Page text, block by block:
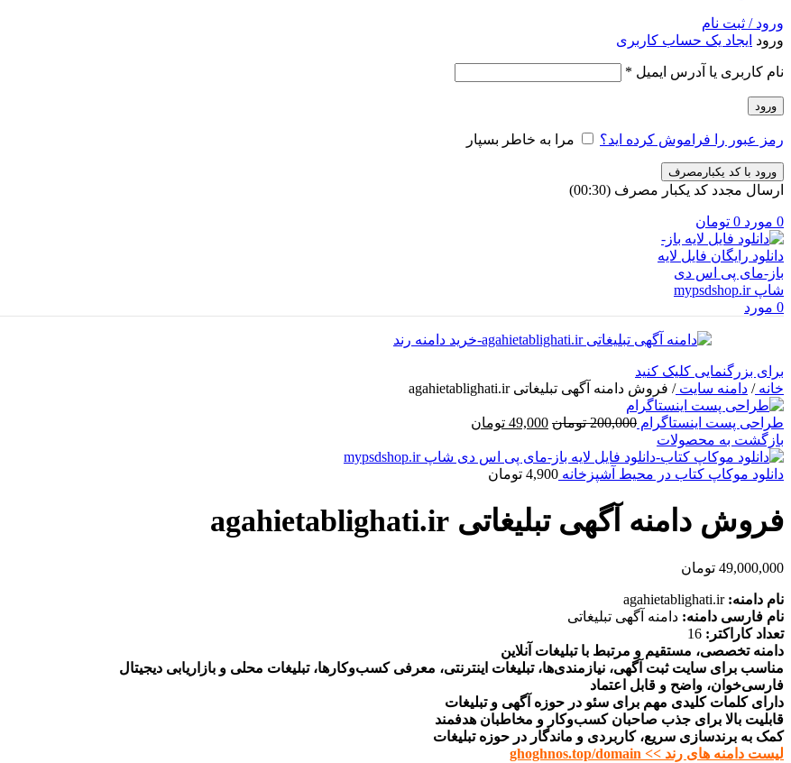
ورود / ثبت نام
ورود ایجاد یک حساب کاربری
نام کاربری یا آدرس ایمیل *
ورود
رمز عبور را فراموش کرده اید؟ مرا به خاطر بسپار
ورود با کد یکبارمصرف
ارسال مجدد کد یکبار مصرف (00:
30
)
0 مورد 0 تومان
0 مورد
برای بزرگنمایی کلیک کنید
خانه/ دامنه سایت/ فروش دامنه آگهی تبلیغاتی agahietablighati.ir
طراحی پست اینستاگرام 200,000 تومان قیمت
200,000 تومان
بود.
49,000 تومان
49,000 تومان
بازگشت به محصولات
دانلود موکاپ کتاب در محیط آشپزخانه 4,900 تومان
فروش دامنه آگهی تبلیغاتی agahietablighati.ir
49,000,000 تومان
نام دامنه: agahietablighati.ir
نام فارسی دامنه: دامنه آگهی تبلیغاتی
تعداد کاراکتر:
دامنه تخصصی، مستقیم و مرتبط با تبلیغات آنلاین
مناسب برای سایت ثبت آگهی، نیازمندی‌ها، تبلیغات اینترنتی، معرفی کسب‌وکارها، تبلیغات محلی و بازاریابی دیجیتال
فارسی‌خوان، واضح و قابل اعتماد
دارای کلمات کلیدی مهم برای سئو در حوزه آگهی و تبلیغات
قابلیت بالا برای جذب صاحبان کسب‌وکار و مخاطبان هدفمند
کمک به برندسازی سریع، کاربردی و ماندگار در حوزه تبلیغات
لیست دامنه های رند >> ghoghnos.top/domain